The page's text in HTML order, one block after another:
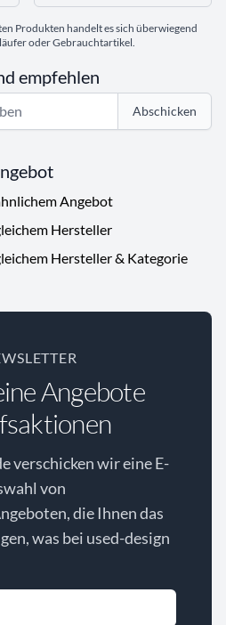
Produkten handelt es sich überwiegend
oder Gebrauchtartikel.
empfehlen
Abschicken
Angebot
Hersteller
Hersteller & Kategorie
Angebote
verschicken wir eine E-
von
die Ihnen das
was bei used-design